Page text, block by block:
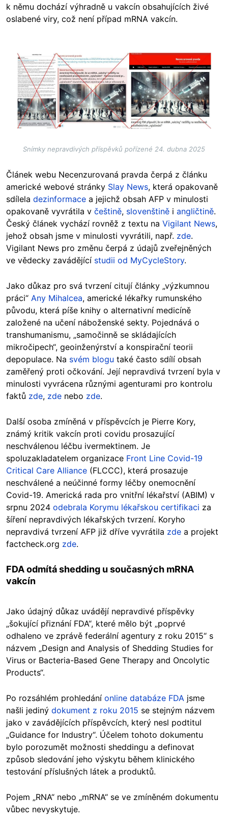
k němu dochází výhradně u vakcín obsahujících živé
oslabené viry, což není případ mRNA vakcín.
Image
Snímky nepravdivých příspěvků pořízené 24. dubna 2025
Článek webu Necenzurovaná pravda čerpá z článku
americké webové stránky Slay News, která opakovaně
sdílela dezinformace a jejichž obsah AFP v minulosti
opakovaně vyvrátila v češtině, slovenštině i angličtině.
Český článek vychází rovněž z textu na Vigilant News,
jehož obsah jsme v minulosti vyvrátili, např. zde.
Vigilant News pro změnu čerpá z údajů zveřejněných
ve vědecky zavádějící studii od MyCycleStory.
Jako důkaz pro svá tvrzení citují články „výzkumnou
práci“ Any Mihalcea, americké lékařky rumunského
původu, která píše knihy o alternativní medicíně
založené na učení náboženské sekty. Pojednává o
transhumanismu, „samočinně se skládajících
mikročipech“, geoinženýrství a konspirační teorii
depopulace. Na svém blogu také často sdílí obsah
zaměřený proti očkování. Její nepravdivá tvrzení byla v
minulosti vyvrácena různými agenturami pro kontrolu
faktů zde, zde nebo zde.
Další osoba zmíněná v příspěvcích je Pierre Kory,
známý kritik vakcín proti covidu prosazující
neschválenou léčbu ivermektinem. Je
spoluzakladatelem organizace Front Line Covid-19
Critical Care Alliance (FLCCC), která prosazuje
neschválené a neúčinné formy léčby onemocnění
Covid-19. Americká rada pro vnitřní lékařství (ABIM) v
srpnu 2024 odebrala Korymu lékařskou certifikaci za
šíření nepravdivých lékařských tvrzení. Koryho
nepravdivá tvrzení AFP již dříve vyvrátila zde a projekt
factcheck.org zde.
FDA odmítá shedding u současných mRNA
vakcín
Jako údajný důkaz uvádějí nepravdivé příspěvky
„šokující přiznání FDA“, které mělo být „poprvé
odhaleno ve zprávě federální agentury z roku 2015“ s
názvem „Design and Analysis of Shedding Studies for
Virus or Bacteria-Based Gene Therapy and Oncolytic
Products“.
Po rozsáhlém prohledání online databáze FDA jsme
našli jediný dokument z roku 2015 se stejným názvem
jako v zavádějících příspěvcích, který nesl podtitul
„Guidance for Industry“. Účelem tohoto dokumentu
bylo porozumět možnosti sheddingu a definovat
způsob sledování jeho výskytu během klinického
testování příslušných látek a produktů.
Pojem „RNA“ nebo „mRNA“ se ve zmíněném dokumentu
vůbec nevyskytuje.